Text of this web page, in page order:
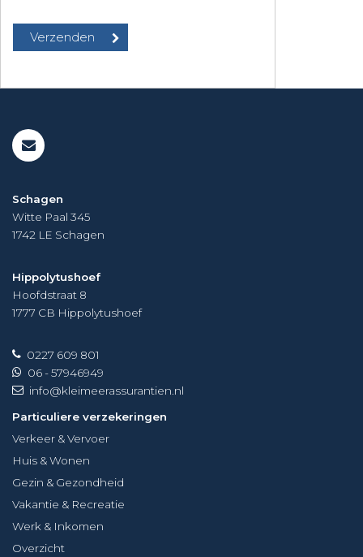
Schagen
Witte Paal 345
1742 LE Schagen
Hippolytushoef
Hoofdstraat 8
1777 CB Hippolytushoef
0227 609 801
06 - 57946949
info@kleimeerassurantien.nl
Particuliere verzekeringen
Verkeer & Vervoer
Huis & Wonen
Gezin & Gezondheid
Vakantie & Recreatie
Werk & Inkomen
Overzicht